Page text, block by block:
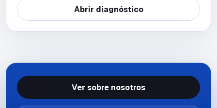
Abrir diagnóstico
Ver sobre nosotros